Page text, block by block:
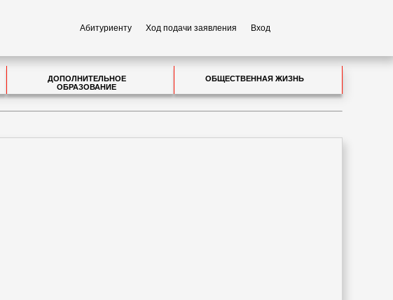
Абитуриенту Ход подачи заявления Вход
ДОПОЛНИТЕЛЬНОЕ
ОБРАЗОВАНИЕ
ОБЩЕСТВЕННАЯ ЖИЗНЬ